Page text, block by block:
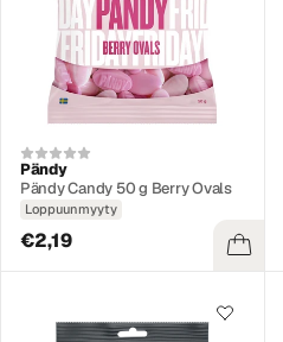
Pändy
Pändy Candy 50 g Berry Ovals
Loppuunmyyty
€2,19